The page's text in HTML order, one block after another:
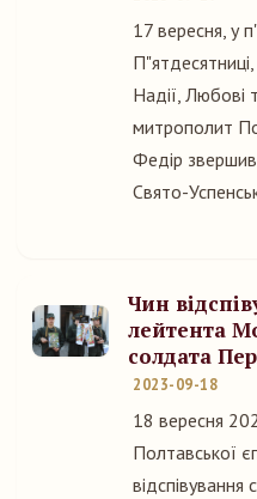
17 вересня, у
Надії, Любові
митрополит
Федір звершив
Свято-
Чин
лейтента
солдата
2023-09-18
18 вересня
Полтавської